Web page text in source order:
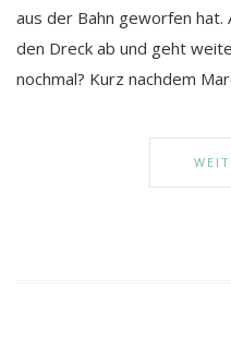
aus der Bahn geworfen
den Dreck ab und geht
nochmal? Kurz nachdem